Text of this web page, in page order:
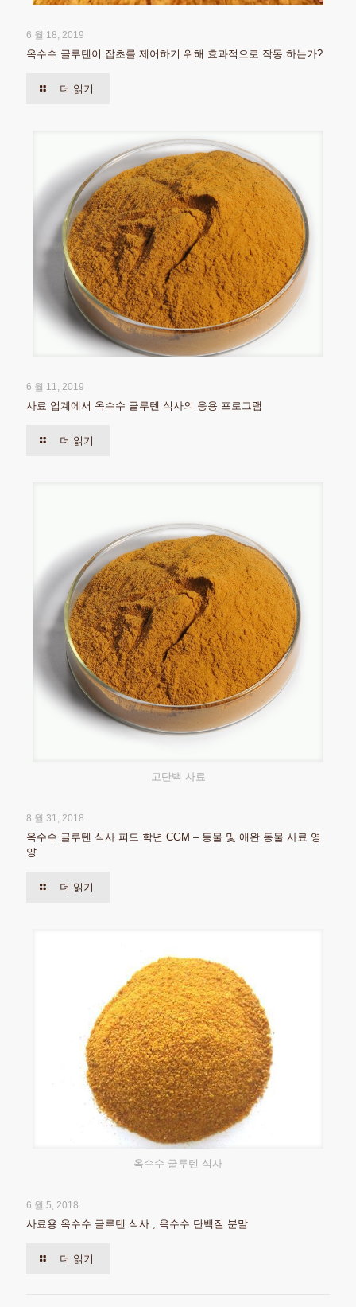
6 월 18, 2019
옥수수 글루텐이 잡초를 제어하기 위해 효과적으로 작동 하는가?
더 읽기
6 월 11, 2019
사료 업계에서 옥수수 글루텐 식사의 응용 프로그램
더 읽기
고단백 사료
8 월 31, 2018
옥수수 글루텐 식사 피드 학년 CGM – 동물 및 애완 동물 사료 영
양
더 읽기
옥수수 글루텐 식사
6 월 5, 2018
사료용 옥수수 글루텐 식사 , 옥수수 단백질 분말
더 읽기